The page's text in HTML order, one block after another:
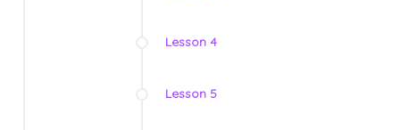
Lesson 4
Lesson 5